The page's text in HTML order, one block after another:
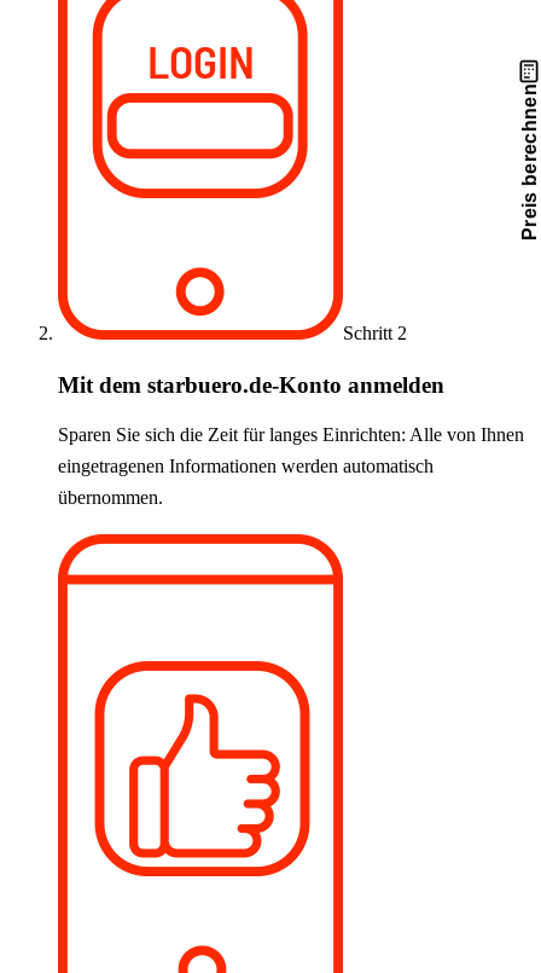
Schritt 2
Mit dem starbuero.de-Konto anmelden
Sparen Sie sich die Zeit für langes Einrichten: Alle von Ihnen
eingetragenen Informationen werden automatisch
übernommen.
Preis berechnen